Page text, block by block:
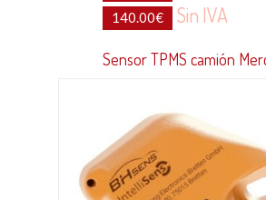
140.00€ Sin IVA
Sensor TPMS camión